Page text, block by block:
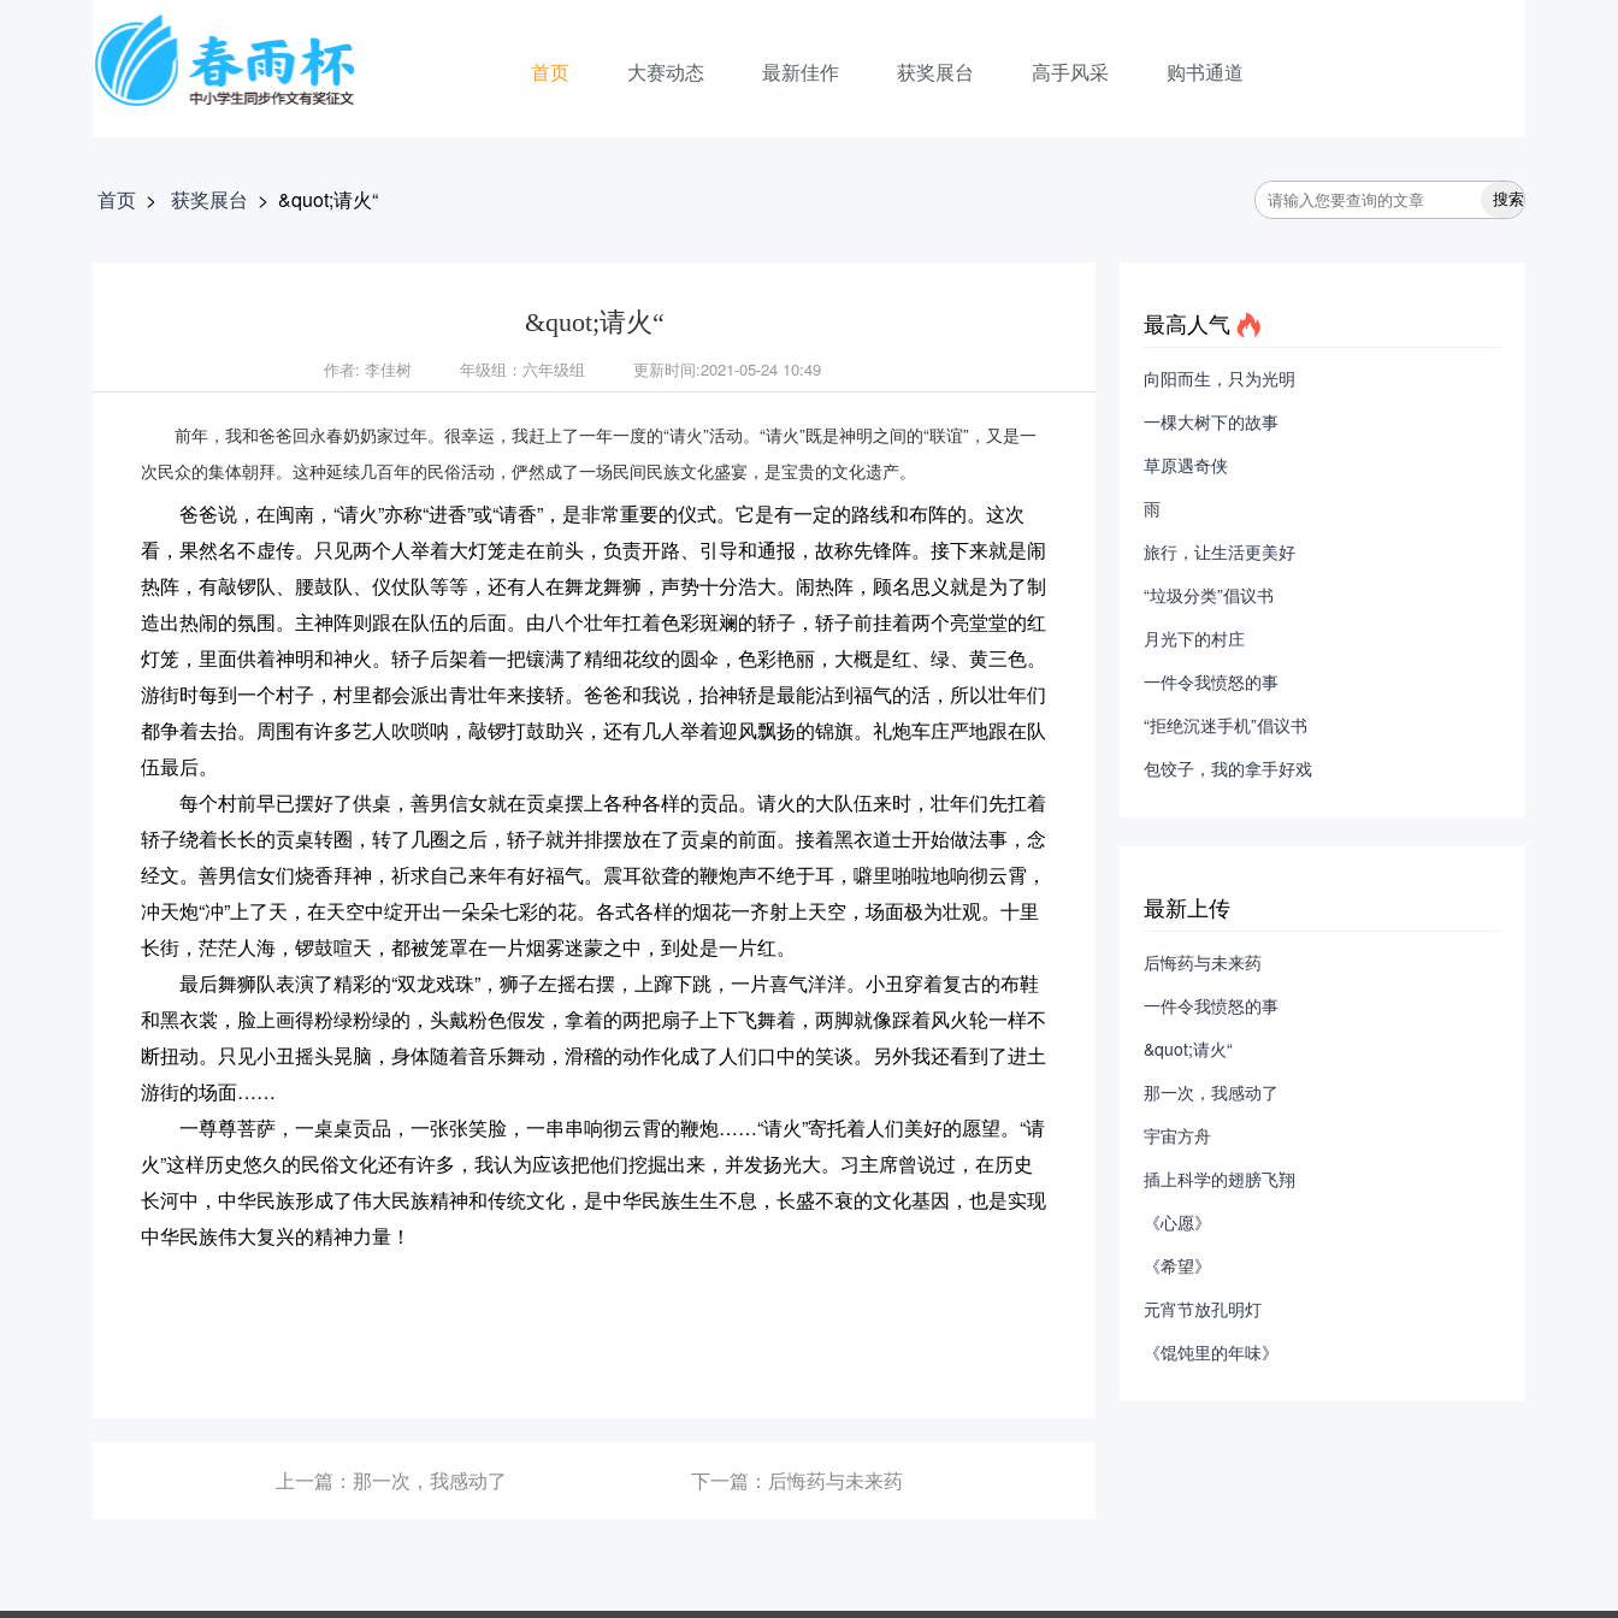
首页 大赛动态 最新佳作 获奖展台 高手风采 购书通道
首页 > 获奖展台 > &quot;请火“
&quot;请火“
作者: 李佳树 年级组：六年级组 更新时间:2021-05-24 10:49
前年，我和爸爸回永春奶奶家过年。很幸运，我赶上了一年一度的“请火”活动。“请火”既是神明之间的“联谊”，又是一
次民众的集体朝拜。这种延续几百年的民俗活动，俨然成了一场民间民族文化盛宴，是宝贵的文化遗产。
爸爸说，在闽南，“请火”亦称“进香”或“请香”，是非常重要的仪式。它是有一定的路线和布阵的。这次
看，果然名不虚传。只见两个人举着大灯笼走在前头，负责开路、引导和通报，故称先锋阵。接下来就是闹
热阵，有敲锣队、腰鼓队、仪仗队等等，还有人在舞龙舞狮，声势十分浩大。闹热阵，顾名思义就是为了制
造出热闹的氛围。主神阵则跟在队伍的后面。由八个壮年扛着色彩斑斓的轿子，轿子前挂着两个亮堂堂的红
灯笼，里面供着神明和神火。轿子后架着一把镶满了精细花纹的圆伞，色彩艳丽，大概是红、绿、黄三色。
游街时每到一个村子，村里都会派出青壮年来接轿。爸爸和我说，抬神轿是最能沾到福气的活，所以壮年们
都争着去抬。周围有许多艺人吹唢呐，敲锣打鼓助兴，还有几人举着迎风飘扬的锦旗。礼炮车庄严地跟在队
伍最后。
每个村前早已摆好了供桌，善男信女就在贡桌摆上各种各样的贡品。请火的大队伍来时，壮年们先扛着
轿子绕着长长的贡桌转圈，转了几圈之后，轿子就并排摆放在了贡桌的前面。接着黑衣道士开始做法事，念
经文。善男信女们烧香拜神，祈求自己来年有好福气。震耳欲聋的鞭炮声不绝于耳，噼里啪啦地响彻云霄，
冲天炮“冲”上了天，在天空中绽开出一朵朵七彩的花。各式各样的烟花一齐射上天空，场面极为壮观。十里
长街，茫茫人海，锣鼓喧天，都被笼罩在一片烟雾迷蒙之中，到处是一片红。
最后舞狮队表演了精彩的“双龙戏珠”，狮子左摇右摆，上蹿下跳，一片喜气洋洋。小丑穿着复古的布鞋
和黑衣裳，脸上画得粉绿粉绿的，头戴粉色假发，拿着的两把扇子上下飞舞着，两脚就像踩着风火轮一样不
断扭动。只见小丑摇头晃脑，身体随着音乐舞动，滑稽的动作化成了人们口中的笑谈。另外我还看到了进土
游街的场面……
一尊尊菩萨，一桌桌贡品，一张张笑脸，一串串响彻云霄的鞭炮……“请火”寄托着人们美好的愿望。“请
火”这样历史悠久的民俗文化还有许多，我认为应该把他们挖掘出来，并发扬光大。习主席曾说过，在历史
长河中，中华民族形成了伟大民族精神和传统文化，是中华民族生生不息，长盛不衰的文化基因，也是实现
中华民族伟大复兴的精神力量！
上一篇：那一次，我感动了 下一篇：后悔药与未来药
最高人气
向阳而生，只为光明
一棵大树下的故事
草原遇奇侠
雨
旅行，让生活更美好
“垃圾分类”倡议书
月光下的村庄
一件令我愤怒的事
“拒绝沉迷手机”倡议书
包饺子，我的拿手好戏
最新上传
后悔药与未来药
一件令我愤怒的事
&quot;请火“
那一次，我感动了
宇宙方舟
插上科学的翅膀飞翔
《心愿》
《希望》
元宵节放孔明灯
《馄饨里的年味》